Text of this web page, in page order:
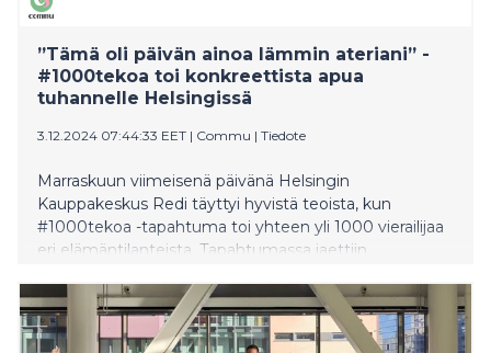
”Tämä oli päivän ainoa lämmin ateriani” -
#1000tekoa toi konkreettista apua
tuhannelle Helsingissä
3.12.2024 07:44:33 EET | Commu | Tiedote
Marraskuun viimeisenä päivänä Helsingin
Kauppakeskus Redi täyttyi hyvistä teoista, kun
#1000tekoa -tapahtuma toi yhteen yli 1000 vierailijaa
eri elämäntilanteista. Tapahtumassa jaettiin
tekoihin. Päivän aikana apua tarvitseville jaettiin 1000
ruokakassia ja tarjottiin 500 maksutonta lämmintä
lounasta. Tunnelmaa kohottivat yhdistysten tuoma